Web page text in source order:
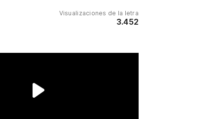
Visualizaciones de la letra
3.452